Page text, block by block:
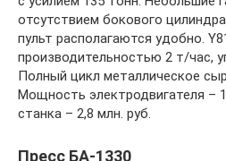
отсутствием бокового
пульт располагаются удобно.
производительностью 2 т/час,
Полный цикл металлическое
Мощность электродвигателя –
станка – 2,8 млн. руб.
Пресс БА-1330